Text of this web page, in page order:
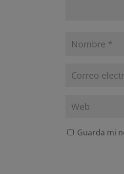
Guarda mi